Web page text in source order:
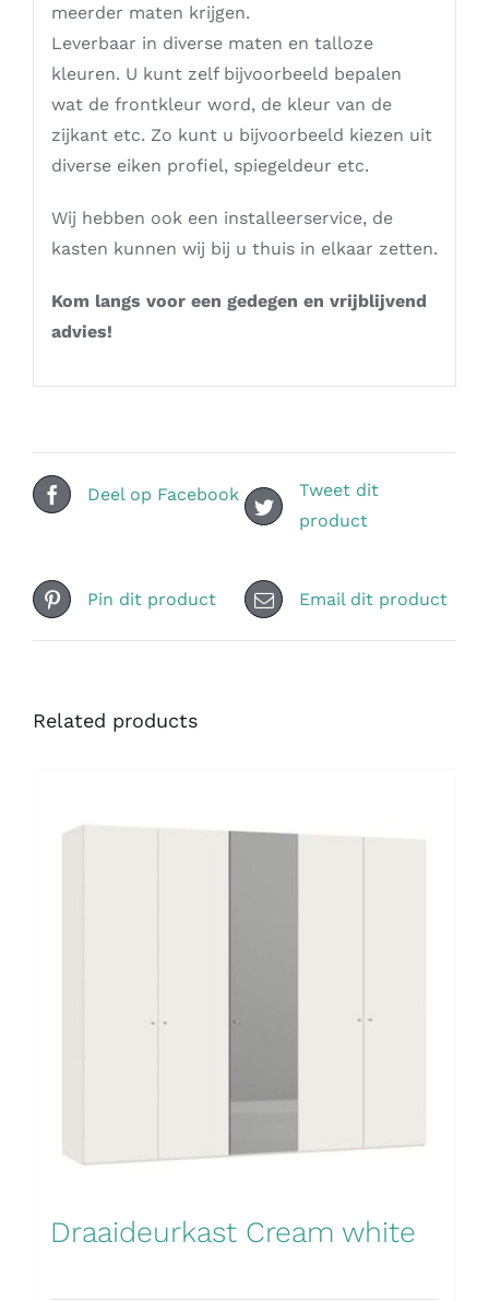
meerder maten krijgen.
Leverbaar in diverse maten en talloze
kleuren. U kunt zelf bijvoorbeeld bepalen
wat de frontkleur word, de kleur van de
zijkant etc. Zo kunt u bijvoorbeeld kiezen uit
diverse eiken profiel, spiegeldeur etc.
Wij hebben ook een installeerservice, de
kasten kunnen wij bij u thuis in elkaar zetten.
Kom langs voor een gedegen en vrijblijvend
advies!
Deel op Facebook
Tweet dit
product
Pin dit product Email dit product
Related products
Draaideurkast Cream white